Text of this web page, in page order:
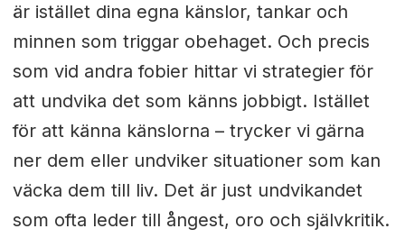
är istället dina egna känslor, tankar och
minnen som triggar obehaget. Och precis
som vid andra fobier hittar vi strategier för
att undvika det som känns jobbigt. Istället
för att känna känslorna – trycker vi gärna
ner dem eller undviker situationer som kan
väcka dem till liv. Det är just undvikandet
som ofta leder till ångest, oro och självkritik.